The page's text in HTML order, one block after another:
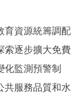
育資源統籌調配
索逐步擴大免費
化監測預警制
共服務品質和水